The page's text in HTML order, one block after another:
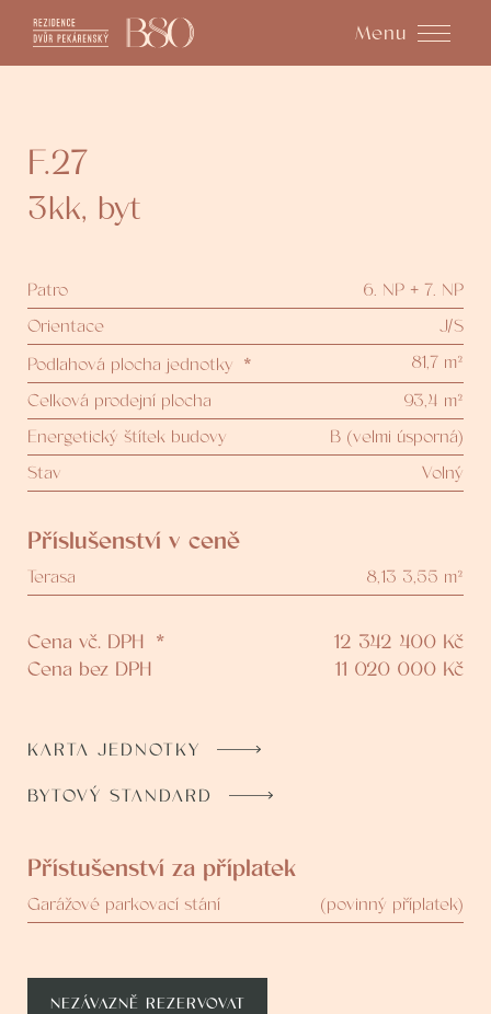
Menu
F.27
3kk, byt
Patro
6. NP + 7. NP
Orientace
J/S
Podlahová plocha jednotky
*
81,7 m²
Celková prodejní plocha
93,4 m²
Energetický štítek budovy
B (velmi úsporná)
Stav
Volný
Příslušenství v ceně
Terasa 8,13 3,55 m²
Cena vč. DPH * 12 342 400 Kč
Cena bez DPH
11 020 000 Kč
KARTA JEDNOTKY
BYTOVÝ STANDARD
Přístušenství za příplatek
Garážové parkovací stání (povinný příplatek)
NEZÁVAZNĚ REZERVOVAT